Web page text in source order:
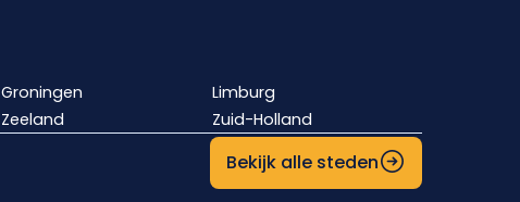
Groningen
Limburg
Zeeland Zuid-Holland
Bekijk alle steden